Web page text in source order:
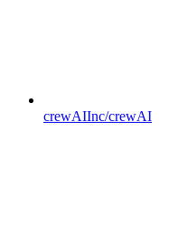
crewAIInc/crewAI